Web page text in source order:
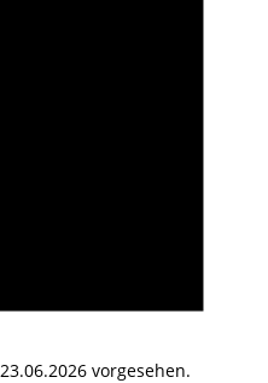
vorgesehen.